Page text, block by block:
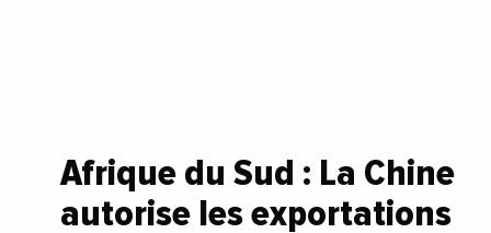
Afrique du Sud : La Chine
autorise les exportations